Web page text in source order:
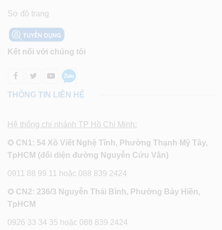
Sơ đồ trang
Kết nối với chúng tôi
THÔNG TIN LIÊN HỆ
Hệ thống chi nhánh TP Hồ Chí Minh:
✪ CN1: 54 Xô Viết Nghệ Tĩnh, Phường Thạnh Mỹ Tây,
TpHCM (đối diện đường Nguyễn Cửu Vân)
0911 88 99 11 hoặc 088 839 2424
✪ CN2: 236/3 Nguyễn Thái Bình, Phường Bảy Hiền,
TpHCM
0926 33 34 35 hoặc 088 839 2424